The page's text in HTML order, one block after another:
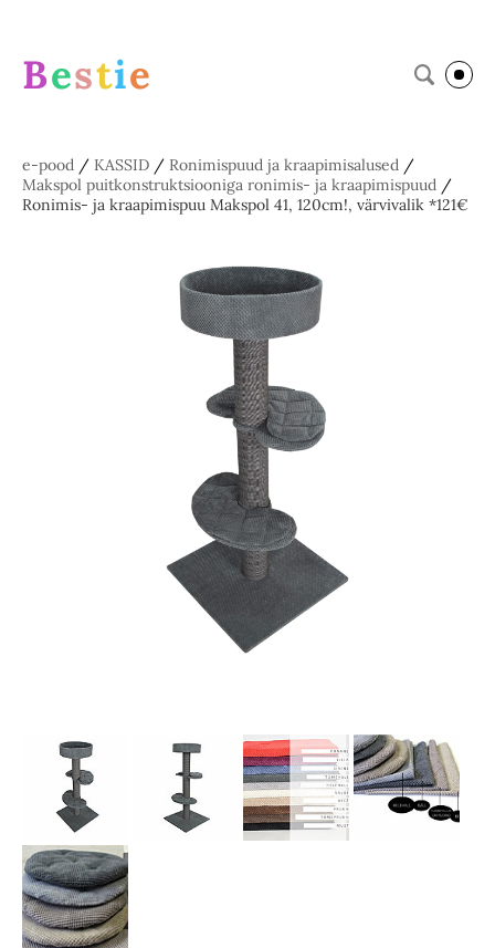
Bestie
e-pood / KASSID / Ronimispuud ja kraapimisalused /
Makspol puitkonstruktsiooniga ronimis- ja kraapimispuud /
Ronimis- ja kraapimispuu Makspol 41, 120cm!, värvivalik *121€